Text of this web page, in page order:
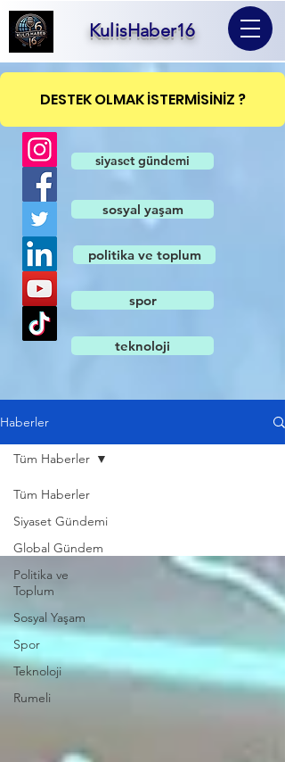
KulisHaber16
DESTEK OLMAK İSTERMİSİNİZ ?
siyaset gündemi
sosyal yaşam
politika ve toplum
spor
teknoloji
Haberler
Tüm Haberler
Siyaset Gündemi
Global Gündem
Politika ve
Toplum
Sosyal Yaşam
Spor
Teknoloji
Rumeli
Tüm Haberler